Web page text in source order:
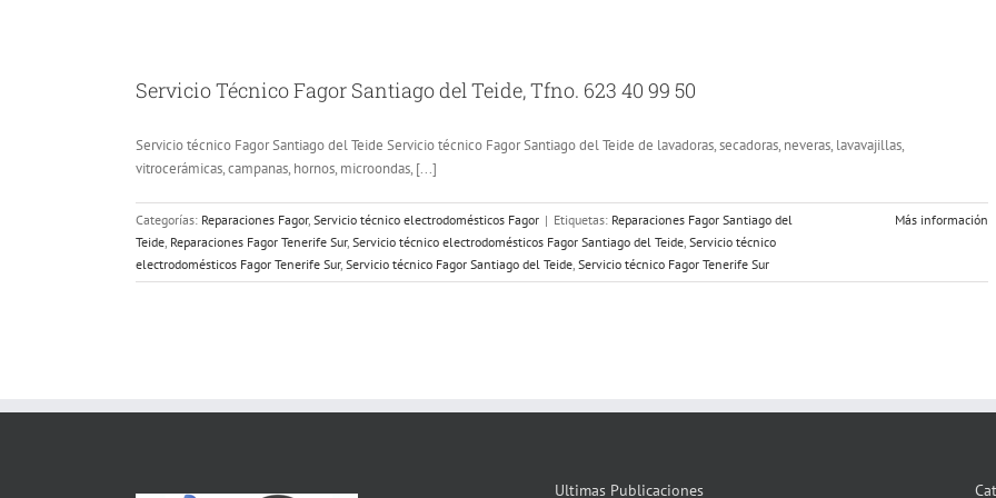
Servicio Técnico Fagor Santiago del Teide, Tfno. 623 40 99 50
Servicio técnico Fagor Santiago del Teide Servicio técnico Fagor Santiago del Teide de lavadoras, secadoras, neveras, lavavajillas,
vitrocerámicas, campanas, hornos, microondas, [...]
Categorías: Reparaciones Fagor, Servicio técnico electrodomésticos Fagor | Etiquetas: Reparaciones Fagor Santiago del
Teide Reparaciones Fagor Tenerife Sur, Servicio técnico electrodomésticos Fagor Santiago del Teide Servicio técnico
electrodomésticos Fagor Tenerife Sur, Servicio técnico Fagor Santiago del Teide Servicio técnico Fagor Tenerife Sur
Más información
Ultimas Publicaciones